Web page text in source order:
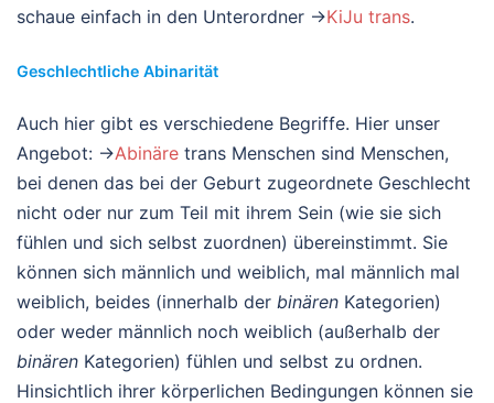
schaue einfach in den Unterordner →KiJu trans.
Geschlechtliche Abinarität
Auch hier gibt es verschiedene Begriffe. Hier unser
Angebot: →Abinäre trans Menschen sind Menschen,
bei denen das bei der Geburt zugeordnete Geschlecht
nicht oder nur zum Teil mit ihrem Sein (wie sie sich
fühlen und sich selbst zuordnen) übereinstimmt. Sie
können sich männlich und weiblich, mal männlich mal
weiblich, beides (innerhalb der binären Kategorien)
oder weder männlich noch weiblich (außerhalb der
binären Kategorien) fühlen und selbst zu ordnen.
Hinsichtlich ihrer körperlichen Bedingungen können sie